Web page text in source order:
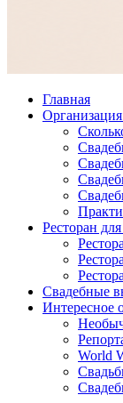
Главная
Ресторан
Свадебные
Интересное
World